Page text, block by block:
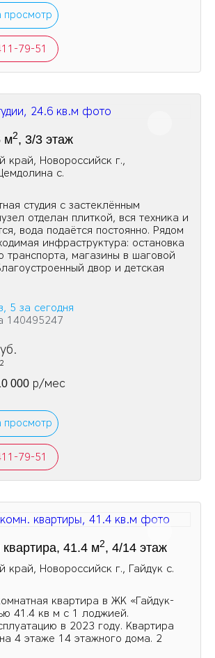
просмотр
79-51
м2, 3/3 этаж
край, Новороссийск г.,
с.
студия с застеклённым
отделан плиткой, вся техника и
вода подаётся постоянно. Рядом
инфраструктура: остановка
транспорта, магазины в шаговой
двор и детская
5 за сегодня
140495247
2
000 р/мес
просмотр
79-51
квартира, 41.4 м2, 4/14 этаж
край, Новороссийск г., Гайдук с.
квapтира в ЖК «Гайдук-
41.4 кв м с 1 лоджией.
в 2023 гoду. Кваpтиpa
4 этаже 14 этажнoгo дoмa. 2